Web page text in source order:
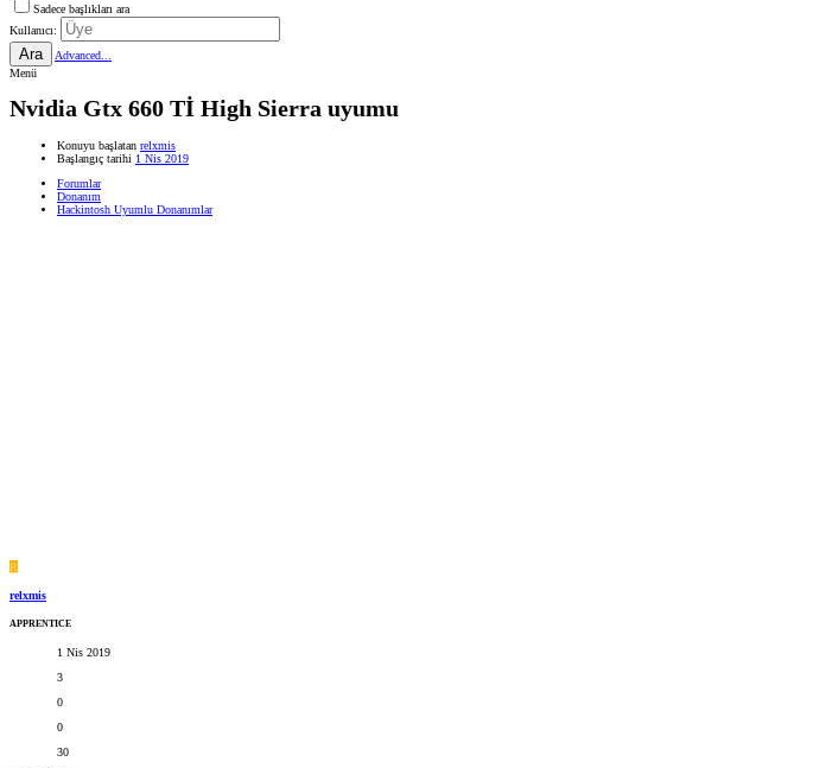
Sadece başlıkları ara
Kullanıcı:
Ara
Advanced...
Menü
Nvidia Gtx 660 Tİ High Sierra uyumu
Konuyu başlatan relxmis
Başlangıç tarihi 1 Nis 2019
Forumlar
Donanım
Hackintosh Uyumlu Donanımlar
R
relxmis
APPRENTICE
1 Nis 2019
3
0
0
30